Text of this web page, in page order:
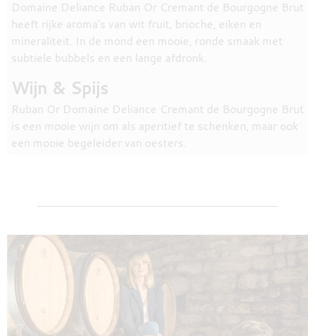
Domaine Deliance Ruban Or Cremant de Bourgogne Brut
heeft rijke aroma's van wit fruit, brioche, eiken en
mineraliteit. In de mond een mooie, ronde smaak met
subtiele bubbels en een lange afdronk.
Wijn & Spijs
Ruban Or Domaine Deliance Cremant de Bourgogne Brut
is een mooie wijn om als aperitief te schenken, maar ook
een mooie begeleider van oesters.